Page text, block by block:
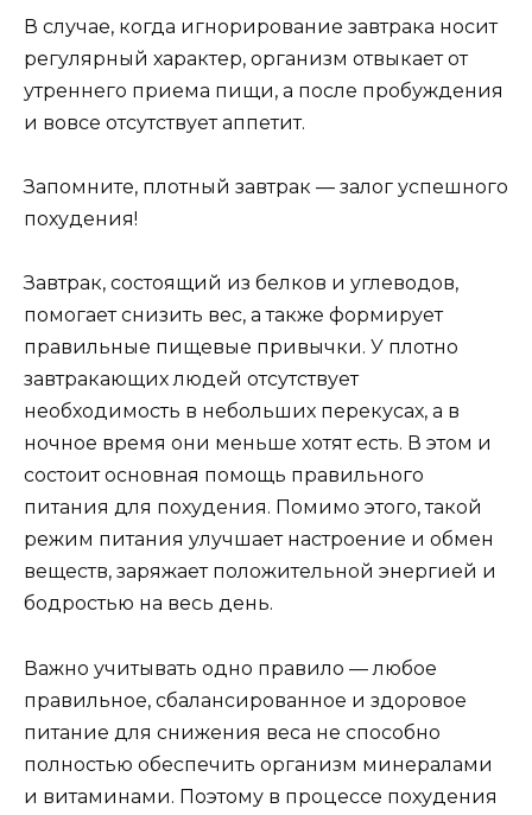
В случае, когда игнорирование завтрака носит
регулярный характер, организм отвыкает от
утреннего приема пищи, а после пробуждения
и вовсе отсутствует аппетит.
Запомните, плотный завтрак — залог успешного
похудения!
Завтрак, состоящий из белков и углеводов,
помогает снизить вес, а также формирует
правильные пищевые привычки. У плотно
завтракающих людей отсутствует
необходимость в небольших перекусах, а в
ночное время они меньше хотят есть. В этом и
состоит основная помощь правильного
питания для похудения. Помимо этого, такой
режим питания улучшает настроение и обмен
веществ, заряжает положительной энергией и
бодростью на весь день.
Важно учитывать одно правило — любое
правильное, сбалансированное и здоровое
питание для снижения веса не способно
полностью обеспечить организм минералами
и витаминами. Поэтому в процессе похудения